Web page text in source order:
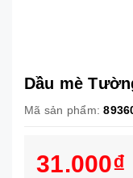
Dầu mè
Mã sản phẩm:
31.000₫